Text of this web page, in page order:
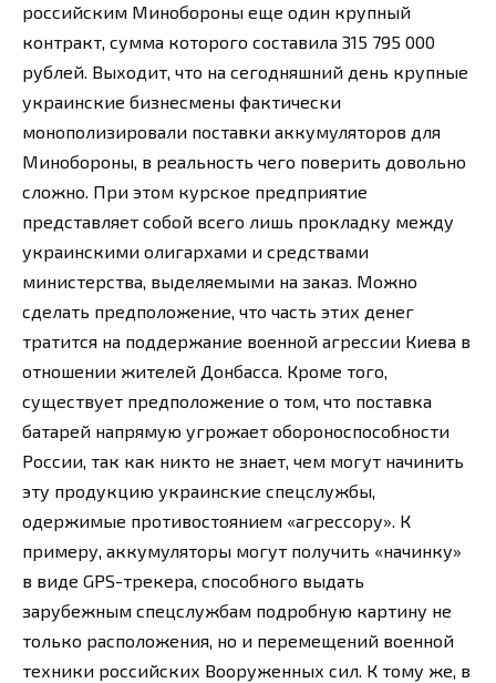
российским Минобороны еще один крупный
контракт, сумма которого составила 315 795 000
рублей. Выходит, что на сегодняшний день крупные
украинские бизнесмены фактически
монополизировали поставки аккумуляторов для
Минобороны, в реальность чего поверить довольно
сложно. При этом курское предприятие
представляет собой всего лишь прокладку между
украинскими олигархами и средствами
министерства, выделяемыми на заказ. Можно
сделать предположение, что часть этих денег
тратится на поддержание военной агрессии Киева в
отношении жителей Донбасса. Кроме того,
существует предположение о том, что поставка
батарей напрямую угрожает обороноспособности
России, так как никто не знает, чем могут начинить
эту продукцию украинские спецслужбы,
одержимые противостоянием «агрессору». К
примеру, аккумуляторы могут получить «начинку»
в виде GPS-трекера, способного выдать
зарубежным спецслужбам подробную картину не
только расположения, но и перемещений военной
техники российских Вооруженных сил. К тому же, в